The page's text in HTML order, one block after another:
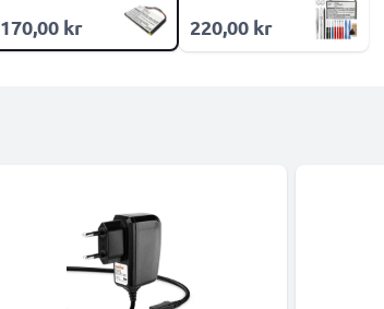
170,00 kr 220,00 kr